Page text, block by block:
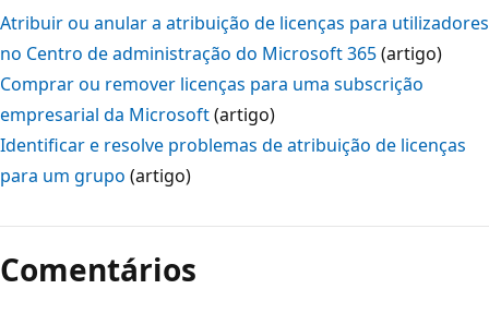
Atribuir ou anular a atribuição de licenças para utilizadores
no Centro de administração do Microsoft 365(artigo)
Comprar ou remover licenças para uma subscrição
empresarial da Microsoft(artigo)
Identificar e resolve problemas de atribuição de licenças
para um grupo (artigo)
Comentários